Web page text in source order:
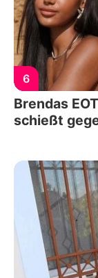
6
Brendas
schießt